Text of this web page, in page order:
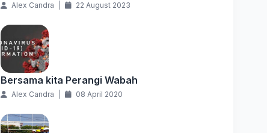
Alex Candra 22 August 2023
Bersama kita Perangi Wabah
Alex Candra 08 April 2020